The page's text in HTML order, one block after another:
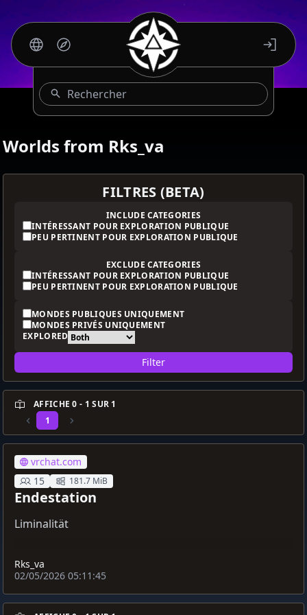
Worlds from Rks_va
FILTRES (BETA)
INCLUDE CATEGORIES
INTÉRESSANT POUR EXPLORATION PUBLIQUE
PEU PERTINENT POUR EXPLORATION PUBLIQUE
EXCLUDE CATEGORIES
INTÉRESSANT POUR EXPLORATION PUBLIQUE
PEU PERTINENT POUR EXPLORATION PUBLIQUE
MONDES PUBLIQUES UNIQUEMENT
MONDES PRIVÉS UNIQUEMENT
EXPLORED
Filter
AFFICHE 0 - 1 SUR 1
1
vrchat.com
15
181.7 MiB
Endestation
Liminalität
Rks_va
02/05/2026 05:11:45